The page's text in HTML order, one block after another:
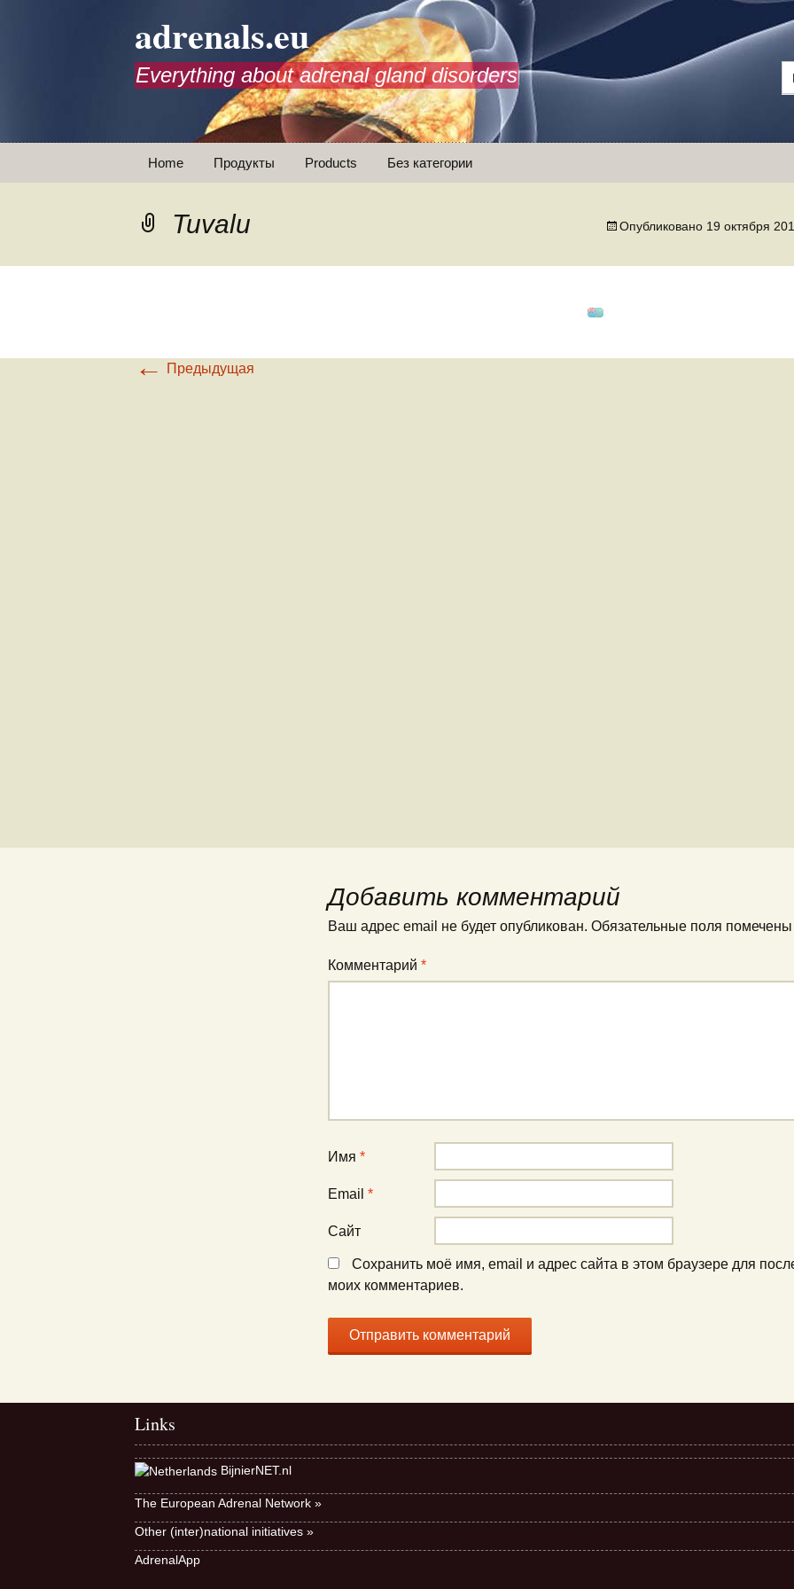
adrenals.eu
Everything about adrenal gland disorders
Home Продукты Products Без категории
Tuvalu Опубликовано 19 октября
← Предыдущая
Добавить комментарий
Ваш адрес email не будет опубликован. Обязательные поля
Комментарий *
Имя *
Email *
Сайт
Сохранить моё имя, email и адрес сайта в этом браузере для
моих комментариев.
Links
BijnierNET.nl
The European Adrenal Network »
Other (inter)national initiatives »
AdrenalApp